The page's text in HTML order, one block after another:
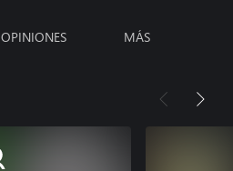
OPINIONES MÁS